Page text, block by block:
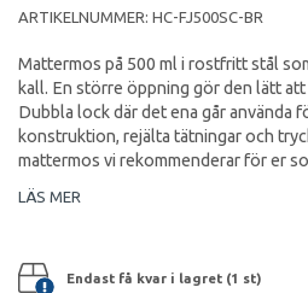
ARTIKELNUMMER: HC-FJ500SC-BR
Mattermos på 500 ml i rostfritt stål
kall. En större öppning gör den lätt
Dubbla lock där det ena går använda
konstruktion, rejälta tätningar och
mattermos vi rekommenderar för er
LÄS MER
Endast få kvar i lagret (1 st)